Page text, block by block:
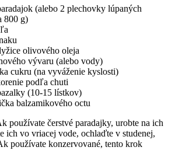
(alebo 2 plechovky lúpaných
800 g)
olivového oleja
vývaru (alebo vody)
cukru (na vyváženie kyslosti)
podľa chuti
(10-15 lístkov)
balzamikového octu
používate čerstvé paradajky, urobte na ich
ich vo vriacej vode, ochlaďte v studenej,
používate konzervované, tento krok